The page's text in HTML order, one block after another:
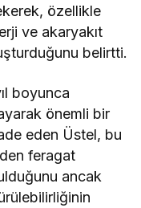
özellikle
ve akaryakıt
belirtti.
boyunca
önemli bir
eden Üstel, bu
feragat
ancak